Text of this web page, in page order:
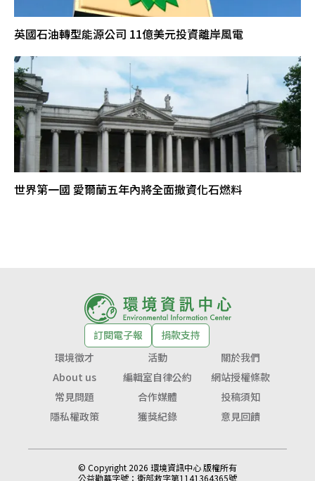
英國石油轉型能源公司 11億美元投資離岸風電
世界第一國 愛爾蘭五年內將全面撤資化石燃料
訂閱電子報
捐款支持
環境徵才
活動
關於我們
About us
編輯室自律公約
網站授權條款
常見問題
合作媒體
投稿須知
隱私權政策
獲獎紀錄 意見回饋
© Copyright 2026 環境資訊中心 版權所有
公益勸募字號： 衛部救字第1141364365號